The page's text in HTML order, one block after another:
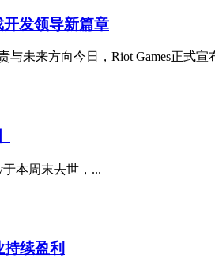
发领导新篇章
与未来方向今日，Riot Games正式宣
本周末去世，...
续盈利